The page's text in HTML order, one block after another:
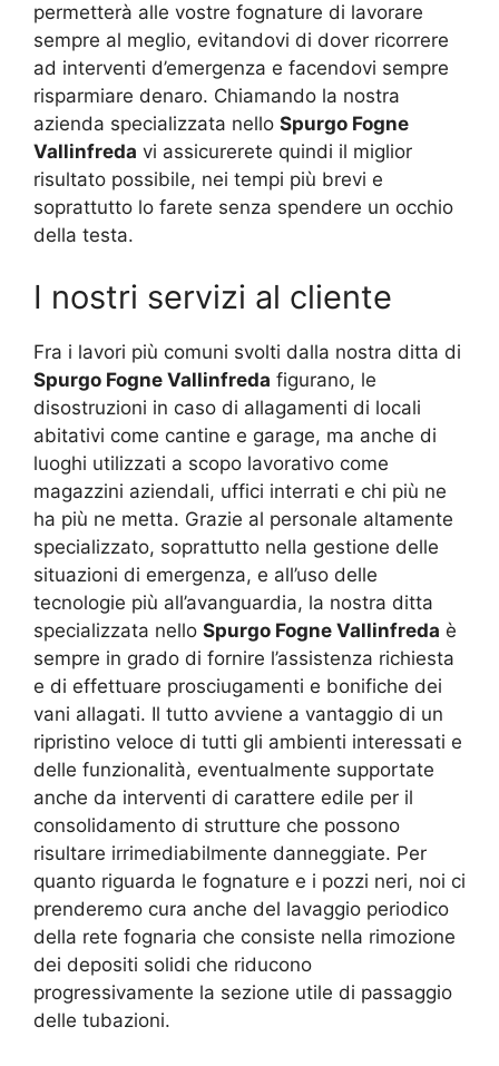
permetterà alle vostre fognature di lavorare
sempre al meglio, evitandovi di dover ricorrere
ad interventi d’emergenza e facendovi sempre
risparmiare denaro. Chiamando la nostra
azienda specializzata nello Spurgo Fogne
Vallinfreda vi assicurerete quindi il miglior
risultato possibile, nei tempi più brevi e
soprattutto lo farete senza spendere un occhio
della testa.
I nostri servizi al cliente
Fra i lavori più comuni svolti dalla nostra ditta di
Spurgo Fogne Vallinfreda figurano, le
disostruzioni in caso di allagamenti di locali
abitativi come cantine e garage, ma anche di
luoghi utilizzati a scopo lavorativo come
magazzini aziendali, uffici interrati e chi più ne
ha più ne metta. Grazie al personale altamente
specializzato, soprattutto nella gestione delle
situazioni di emergenza, e all’uso delle
tecnologie più all’avanguardia, la nostra ditta
specializzata nello Spurgo Fogne Vallinfreda è
sempre in grado di fornire l’assistenza richiesta
e di effettuare prosciugamenti e bonifiche dei
vani allagati. Il tutto avviene a vantaggio di un
ripristino veloce di tutti gli ambienti interessati e
delle funzionalità, eventualmente supportate
anche da interventi di carattere edile per il
consolidamento di strutture che possono
risultare irrimediabilmente danneggiate. Per
quanto riguarda le fognature e i pozzi neri, noi ci
prenderemo cura anche del lavaggio periodico
della rete fognaria che consiste nella rimozione
dei depositi solidi che riducono
progressivamente la sezione utile di passaggio
delle tubazioni.